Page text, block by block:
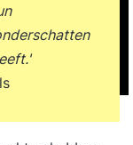
kleine
maximaal 4
media
van uw